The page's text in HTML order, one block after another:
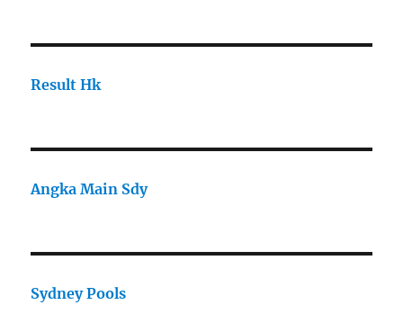
Result Hk
Angka Main Sdy
Sydney Pools